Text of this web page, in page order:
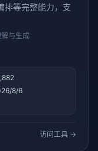
排等完整能力，支
与生成
8/6
访问工具 →